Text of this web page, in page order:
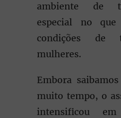
ambiente de
especial no
condições de
mulheres.
Embora
muito tempo, o
intensificou